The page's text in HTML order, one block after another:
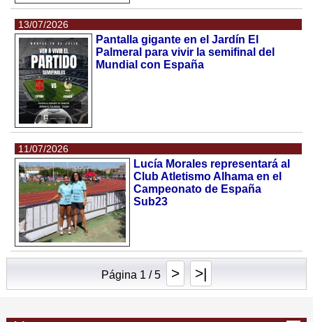
13/07/2026
Pantalla gigante en el Jardín El
Palmeral para vivir la semifinal del
Mundial con España
11/07/2026
Lucía Morales representará al
Club Atletismo Alhama en el
Campeonato de España
Sub23
Página 1 / 5 > >|